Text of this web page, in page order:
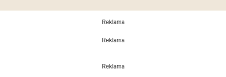
Reklama
Reklama
Reklama